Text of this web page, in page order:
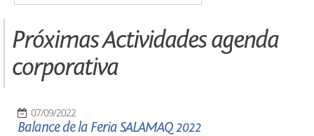
Próximas Actividades agenda
corporativa
07/09/2022
Balance de la Feria SALAMAQ 2022